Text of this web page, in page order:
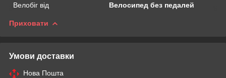
Велобіг від
Велосипед без педалей
Приховати
Умови доставки
Нова Пошта